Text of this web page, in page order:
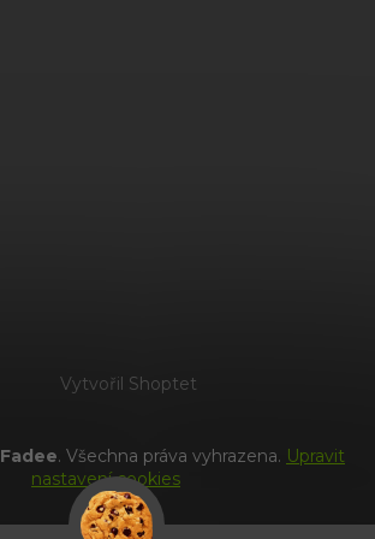
Vytvořil Shoptet
Fadee. Všechna práva vyhrazena. Upravit
nastavení cookies